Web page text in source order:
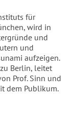
für
wird in
und
und
aufzeigen.
Berlin, leitet
Prof. Sinn und
dem Publikum.